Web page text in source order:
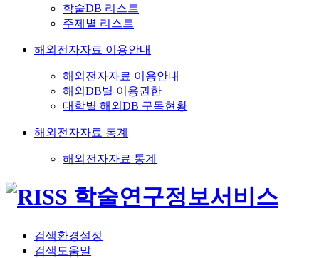
학술DB 리스트
주제별 리스트
해외전자자료 이용안내
해외전자자료 이용안내
해외DB별 이용권한
대학별 해외DB 구독현황
해외전자자료 통계
해외전자자료 통계
검색환경설정
검색도움말